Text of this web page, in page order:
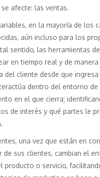
afecte: las ventas.
en la mayoría de los
aún incluso para los
sentido, las herramientas
en tiempo real y de
del cliente desde que
dentro del entorno de
en el que cierra;
de interés y qué partes le
una vez que están en
de sus clientes, cambian el
producto o servicio,